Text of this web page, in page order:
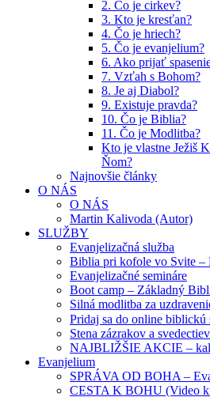
2. Čo je cirkev?
3. Kto je kresťan?
4. Čo je hriech?
5. Čo je evanjelium?
6. Ako prijať
7. Vzťah s Bohom?
8. Je aj Diabol?
9. Existuje pravda?
10. Čo je Biblia?
11. Čo je Modlitba?
Kto je vlastne Ježiš
Ňom?
Najnovšie články
O NÁS
O NÁS
Martin Kalivoda (Autor)
SLUŽBY
Evanjelizačná služba
Biblia pri kofole vo Svite –
Evanjelizačné semináre
Boot camp – Základný
Silná modlitba za
Pridaj sa do online
Stena zázrakov a svedectiev
NAJBLIŽŠIE AKCIE –
Evanjelium
SPRÁVA OD BOHA –
CESTA K BOHU (Video